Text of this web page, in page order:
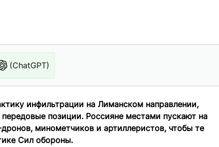
(ChatGPT)
инфильтрации на Лиманском направлении,
позиции. Россияне местами пускают на
минометчиков и артиллеристов, чтобы те
Сил обороны.